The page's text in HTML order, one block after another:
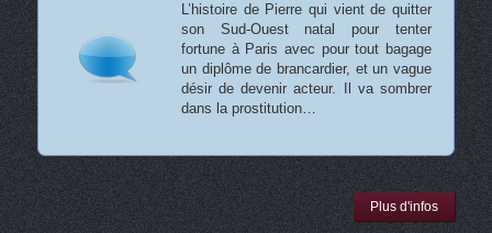
L’histoire de Pierre qui vient de quitter
son Sud-Ouest natal pour tenter
fortune à Paris avec pour tout bagage
un diplôme de brancardier, et un vague
désir de devenir acteur. Il va sombrer
dans la prostitution…
Plus d'infos